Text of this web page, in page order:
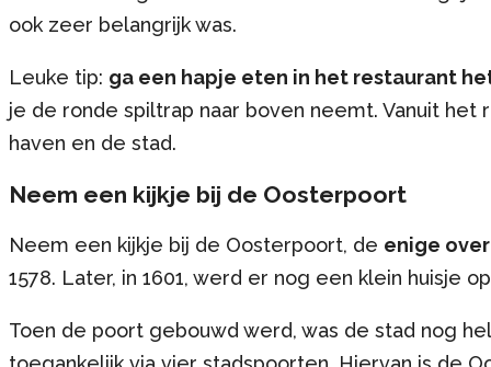
ook zeer belangrijk was.
Leuke tip: ga een hapje eten in het restaurant
je de ronde spiltrap naar boven neemt. Vanuit
haven en de stad.
Neem een kijkje bij de Oosterpoort
Neem een kijkje bij de Oosterpoort, de enige
1578. Later, in 1601, werd er nog een klein huisje
Toen de poort gebouwd werd, was de stad nog